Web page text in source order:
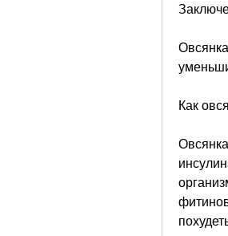
Как